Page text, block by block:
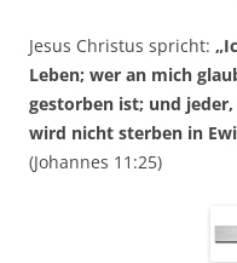
Jesus Christus spricht:
Leben; wer an mich
gestorben ist; und
wird nicht sterben in
(Johannes 11:25)